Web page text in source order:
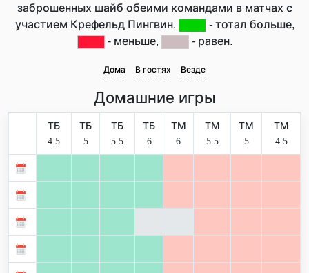
заброшенных шайб обеими командами в матчах с
участием Крефельд Пингвин.
- тотал больше,
- меньше,
- равен.
Дома В гостях Везде
Домашние игры
ТБ
4.5
ТБ
5
ТБ
5.5
ТБ
6
ТМ
6
ТМ
5.5
ТМ
5
ТМ
4.5